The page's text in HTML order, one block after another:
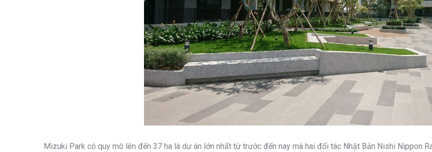
Mizuki Park có quy mô lên đến 37 ha là dự án lớn nhất từ trước đến nay mà hai đối tác Nhật Bản Nishi Nippon